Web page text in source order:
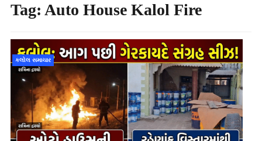
Tag: Auto House Kalol Fire
કલોલ સમાચાર